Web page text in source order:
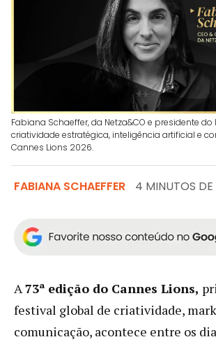
Fabiana Schaeffer, da Netza&CO e presidente do
criatividade estratégica, inteligência artificial e
Cannes Lions 2026.
FABIANA SCHAEFFER 4 MINUTOS DE
A73ª edição do Cannes Lions,
festival global de criatividade,
comunicação, acontece entre os